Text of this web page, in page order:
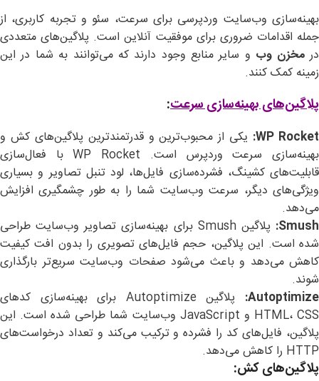
بهینه‌سازی وب‌سایت وردپرسی برای سرعت، سئو و تجربه کاربری، از
جمله اقدامات ضروری برای موفقیت آنلاین است. پلاگین‌های متعددی
درمخزن وب و سایر منابع وجود دارند که می‌توانند به شما در این
زمینه کمک کنند.
پلاگین‌های بهینه‌سازی سرعت:
WP Rocket: یکی از محبوب‌ترین و قدرتمندترین پلاگین‌های کش و
بهینه‌سازی سرعت وردپرس است. WP Rocket با فعال‌سازی
قابلیت‌های کشینگ، فشرده‌سازی فایل‌ها، لود تنبل تصاویر و بسیاری
ویژگی‌های دیگر، سرعت وب‌سایت شما را به طور چشمگیری افزایش
می‌دهد.
Smush:
پلاگین Smush برای بهینه‌سازی تصاویر وب‌سایت طراحی
شده است. این پلاگین، حجم فایل‌های تصویری را بدون افت کیفیت
کاهش می‌دهد و باعث می‌شود صفحات وب‌سایت سریع‌تر بارگذاری
شوند.
Autoptimize:
پلاگین Autoptimize برای بهینه‌سازی کدهای
HTML، CSS و JavaScript وب‌سایت شما طراحی شده است. این
پلاگین، فایل‌های کد را فشرده و ترکیب می‌کند و تعداد درخواست‌های
HTTP را کاهش می‌دهد.
پلاگین‌های کش: